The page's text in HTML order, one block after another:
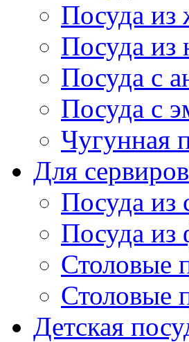
Посуда из
Посуда из
Посуда с
Посуда с
Чугунная
Для
Посуда из
Посуда из
Столовые
Столовые
Детская